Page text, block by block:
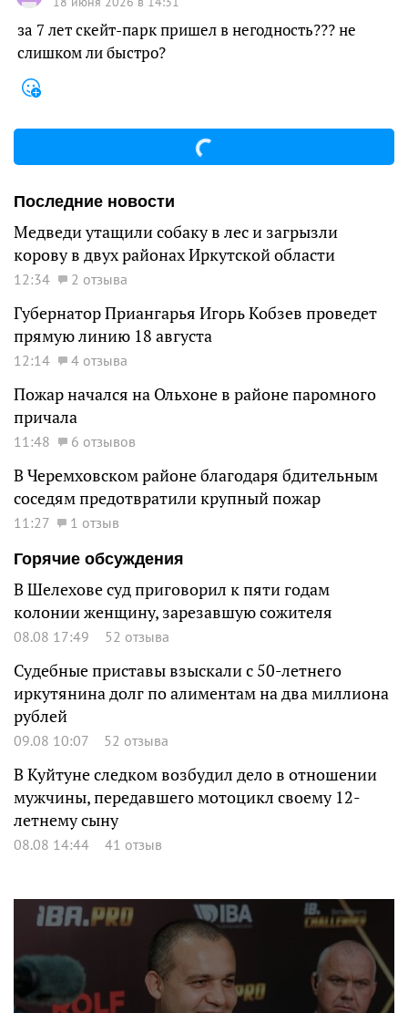
за 7 лет скейт-парк пришел в негодность??? не
слишком ли быстро?
Последние новости
Медведи утащили собаку в лес и загрызли
корову в двух районах Иркутской области
12:34 2 отзыва
Губернатор Приангарья Игорь Кобзев проведет
прямую линию 18 августа
12:14 4 отзыва
Пожар начался на Ольхоне в районе паромного
причала
11:48 6 отзывов
В Черемховском районе благодаря бдительным
соседям предотвратили крупный пожар
11:27
1 отзыв
Горячие обсуждения
В Шелехове суд приговорил к пяти годам
колонии женщину, зарезавшую сожителя
08.08 17:49 52 отзыва
Судебные приставы взыскали с 50-летнего
иркутянина долг по алиментам на два миллиона
рублей
09.08 10:07 52 отзыва
В Куйтуне следком возбудил дело в отношении
мужчины, передавшего мотоцикл своему 12-
летнему сыну
08.08 14:44 41 отзыв